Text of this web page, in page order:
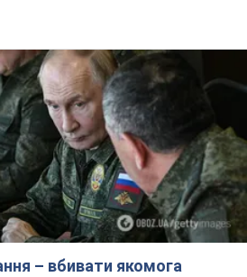
– вбивати якомога